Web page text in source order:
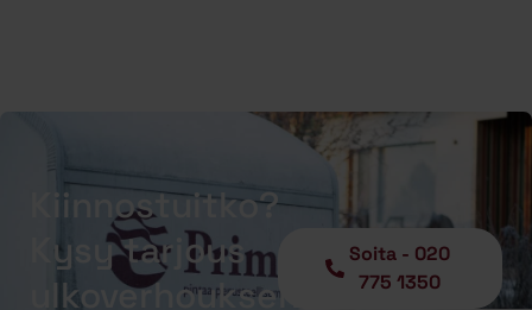
Kiinnostuitko?
Kysy tarjous
ulkoverhouksen
Soita - 020
775 1350